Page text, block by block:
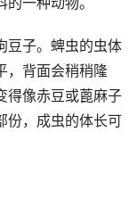
豆子。蜱虫的虫体
，背面会稍稍隆
得像赤豆或蓖麻子
份，成虫的体长可